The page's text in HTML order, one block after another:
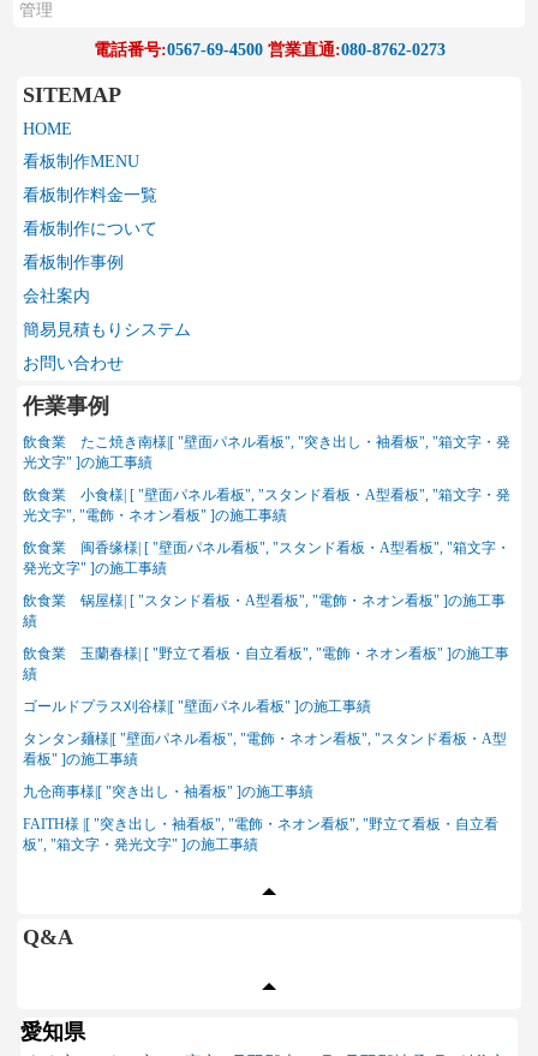
管理
電話番号:0567-69-4500営業直通:080-8762-0273
SITEMAP
HOME
看板制作MENU
看板制作料金一覧
看板制作について
看板制作事例
会社案内
簡易見積もりシステム
お問い合わせ
作業事例
飲食業 たこ焼き南様|[ "壁面パネル看板", "突き出し・袖看板", "箱文字・発
光文字" ]の施工事績
飲食業 小食様| [ "壁面パネル看板", "スタンド看板・A型看板", "箱文字・発
光文字", "電飾・ネオン看板" ]の施工事績
飲食業 闽香缘様| [ "壁面パネル看板", "スタンド看板・A型看板", "箱文字・
発光文字" ]の施工事績
飲食業 锅屋様| [ "スタンド看板・A型看板", "電飾・ネオン看板" ]の施工事
績
飲食業 玉蘭春様| [ "野立て看板・自立看板", "電飾・ネオン看板" ]の施工事
績
ゴールドプラス刈谷様|[ "壁面パネル看板" ]の施工事績
タンタン麺様|[ "壁面パネル看板", "電飾・ネオン看板", "スタンド看板・A型
看板" ]の施工事績
九仓商事様|[ "突き出し・袖看板" ]の施工事績
FAITH様 |[ "突き出し・袖看板", "電飾・ネオン看板", "野立て看板・自立看
板", "箱文字・発光文字" ]の施工事績
Q&A
愛知県